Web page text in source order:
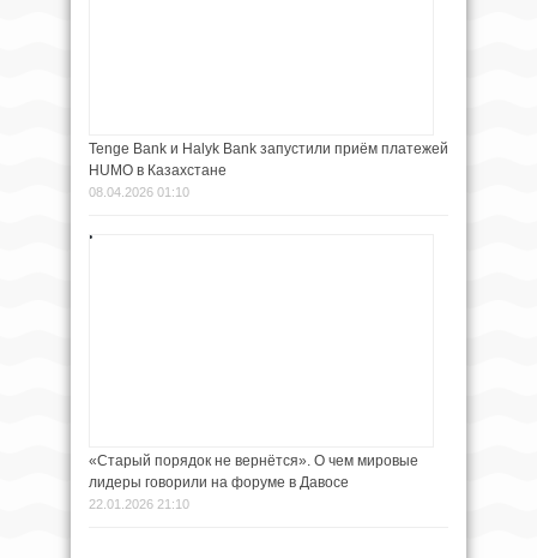
Tenge Bank и Halyk Bank запустили приём платежей
HUMO в Казахстане
08.04.2026 01:10
«Старый порядок не вернётся». О чем мировые
лидеры говорили на форуме в Давосе
22.01.2026 21:10